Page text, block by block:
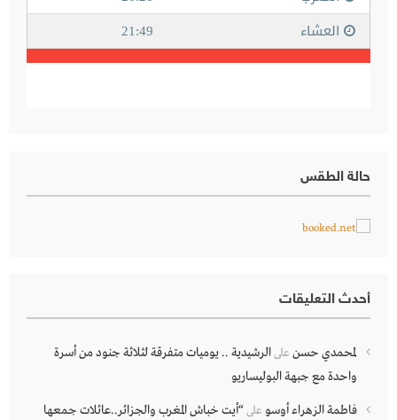
حالة الطقس
أحدث التعليقات
لمحمدي حسن علىالرشيدية .. يوميات متفرقة لثلاثة جنود من أسرة
واحدة مع جبهة البوليساريو
فاطمة الزهراء أوسو على“أيت خباش المغرب والجزائر..عائلات جمعها